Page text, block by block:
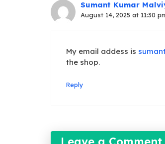
Sumant Kumar
August 14, 2025 at 11:30
My email addess is
the shop.
Reply